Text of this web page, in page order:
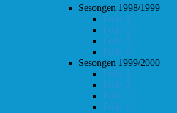
Sesongen 1998/1999
Follo 1
Follo 2
Follo 3
Follo 4
Sesongen 1999/2000
Follo 1
Follo 2
Follo 3
Follo 4